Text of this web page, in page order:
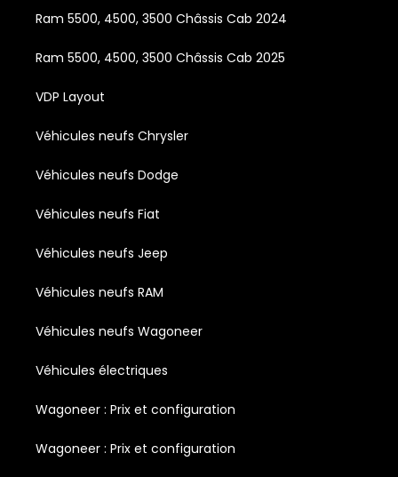
Ram 5500, 4500, 3500 Châssis Cab 2024
Ram 5500, 4500, 3500 Châssis Cab 2025
VDP Layout
Véhicules neufs Chrysler
Véhicules neufs Dodge
Véhicules neufs Fiat
Véhicules neufs Jeep
Véhicules neufs RAM
Véhicules neufs Wagoneer
Véhicules électriques
Wagoneer : Prix et configuration
Wagoneer : Prix et configuration